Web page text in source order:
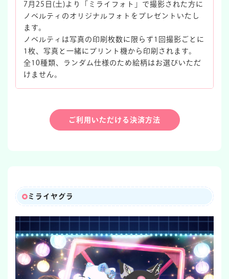
7月25日(土)より「ミライフォト」で撮影された方に
ノベルティのオリジナルフォトをプレゼントいたし
ます。
ノベルティは写真の印刷枚数に限らず1回撮影ごとに
1枚、写真と一緒にプリント機から印刷されます。
全10種類、ランダム仕様のため絵柄はお選びいただ
けません。
ご利用いただける決済方法
ミライヤグラ